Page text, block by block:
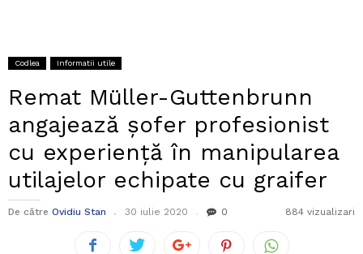
Codlea Informatii utile
Remat Müller-Guttenbrunn
angajează șofer profesionist
cu experiență în manipularea
utilajelor echipate cu graifer
De către Ovidiu Stan 30 iulie 2020 0 884 vizualizari